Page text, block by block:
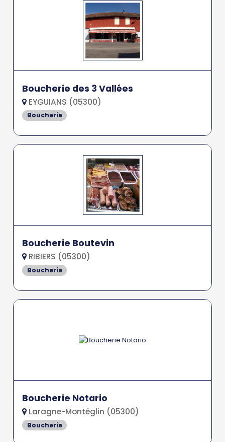
Boucherie des 3 Vallées
EYGUIANS (05300)
Boucherie
Boucherie Boutevin
RIBIERS (05300)
Boucherie
Boucherie Notario
Laragne-Montéglin (05300)
Boucherie